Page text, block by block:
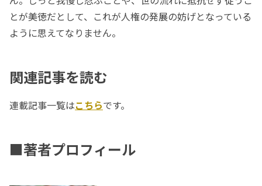
とが美徳だとして、これが人権の発展の妨げとなっている
ように思えてなりません。
関連記事を読む
連載記事一覧はこちらです。
■著者プロフィール